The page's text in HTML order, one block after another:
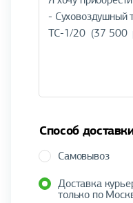
Способ
Самовывоз
Доставка
только по